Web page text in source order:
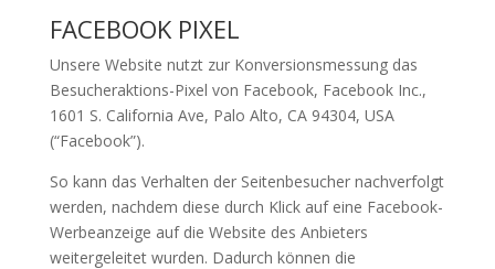
FACEBOOK PIXEL
Unsere Website nutzt zur Konversionsmessung das
Besucheraktions-Pixel von Facebook, Facebook Inc.,
1601 S. California Ave, Palo Alto, CA 94304, USA
(“Facebook”).
So kann das Verhalten der Seitenbesucher nachverfolgt
werden, nachdem diese durch Klick auf eine Facebook-
Werbeanzeige auf die Website des Anbieters
weitergeleitet wurden. Dadurch können die